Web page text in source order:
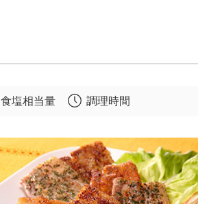
食塩相当量 調理時間